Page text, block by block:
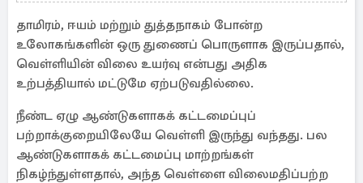
தாமிரம், ஈயம் மற்றும் துத்தநாகம் போன்ற
உலோகங்களின் ஒரு துணைப் பொருளாக இருப்பதால்,
வெள்ளியின் விலை உயர்வு என்பது அதிக
உற்பத்தியால் மட்டுமே ஏற்படுவதில்லை.
நீண்ட ஏழு ஆண்டுகளாகக் கட்டமைப்புப்
பற்றாக்குறையிலேயே வெள்ளி இருந்து வந்தது. பல
ஆண்டுகளாகக் கட்டமைப்பு மாற்றங்கள்
நிகழ்ந்துள்ளதால், அந்த வெள்ளை விலைமதிப்பற்ற